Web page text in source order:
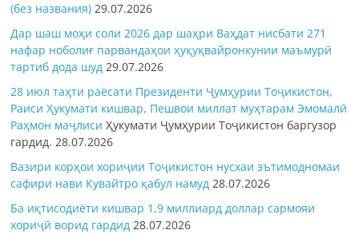
(без названия) 29.07.2026
Дар шаш моҳи соли 2026 дар шаҳри Ваҳдат нисбати 271
нафар ноболиғ парвандаҳои ҳуқуқвайронкунии маъмурӣ
тартиб дода шуд 29.07.2026
28 июл таҳти раёсати Президенти Ҷумҳурии Тоҷикистон,
Раиси Ҳукумати кишвар, Пешвои миллат муҳтарам Эмомалӣ
Раҳмон маҷлисиҲукумати Ҷумҳурии Тоҷикистон баргузор
гардид.28.07.2026
Вазири корҳои хориҷии Тоҷикистон нусхаи эътимодномаи
сафири нави Кувайтро қабул намуд 28.07.2026
Ба иқтисодиёти кишвар 1,9 миллиард доллар сармояи
хориҷӣ ворид гардид 28.07.2026